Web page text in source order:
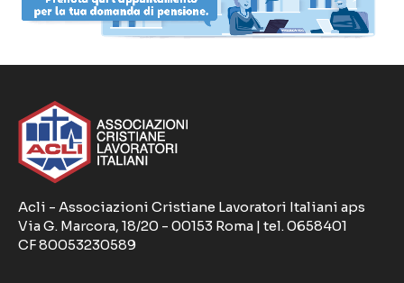
Acli - Associazioni Cristiane Lavoratori Italiani aps
Via G. Marcora, 18/20 - 00153 Roma | tel. 0658401
CF 80053230589